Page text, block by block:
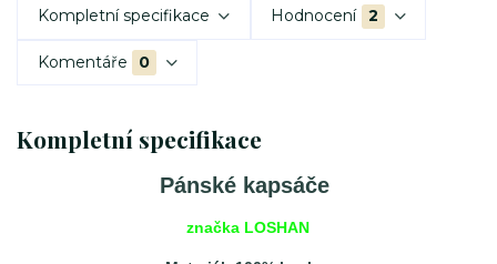
Kompletní specifikace Hodnocení 2
Komentáře 0
Kompletní specifikace
Pánské kapsáče
značka LOSHAN